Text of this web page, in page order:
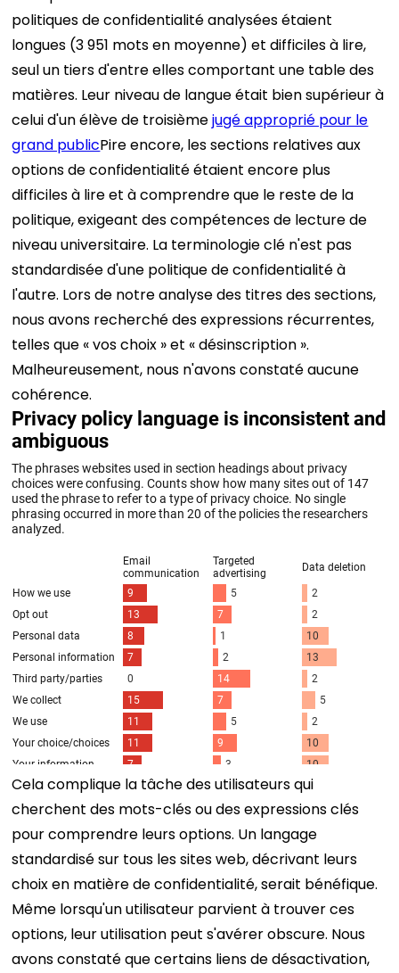
politiques de confidentialité analysées étaient
longues (3 951 mots en moyenne) et difficiles à lire,
seul un tiers d'entre elles comportant une table des
matières. Leur niveau de langue était bien supérieur à
celui d'un élève de troisièmejugé approprié pour le
grand publicPire encore, les sections relatives aux
options de confidentialité étaient encore plus
difficiles à lire et à comprendre que le reste de la
politique, exigeant des compétences de lecture de
niveau universitaire. La terminologie clé n'est pas
standardisée d'une politique de confidentialité à
l'autre. Lors de notre analyse des titres des sections,
nous avons recherché des expressions récurrentes,
telles que « vos choix » et « désinscription ».
Malheureusement, nous n'avons constaté aucune
cohérence.
Cela complique la tâche des utilisateurs qui
cherchent des mots-clés ou des expressions clés
pour comprendre leurs options. Un langage
standardisé sur tous les sites web, décrivant leurs
choix en matière de confidentialité, serait bénéfique.
Même lorsqu'un utilisateur parvient à trouver ces
options, leur utilisation peut s'avérer obscure. Nous
avons constaté que certains liens de désactivation,